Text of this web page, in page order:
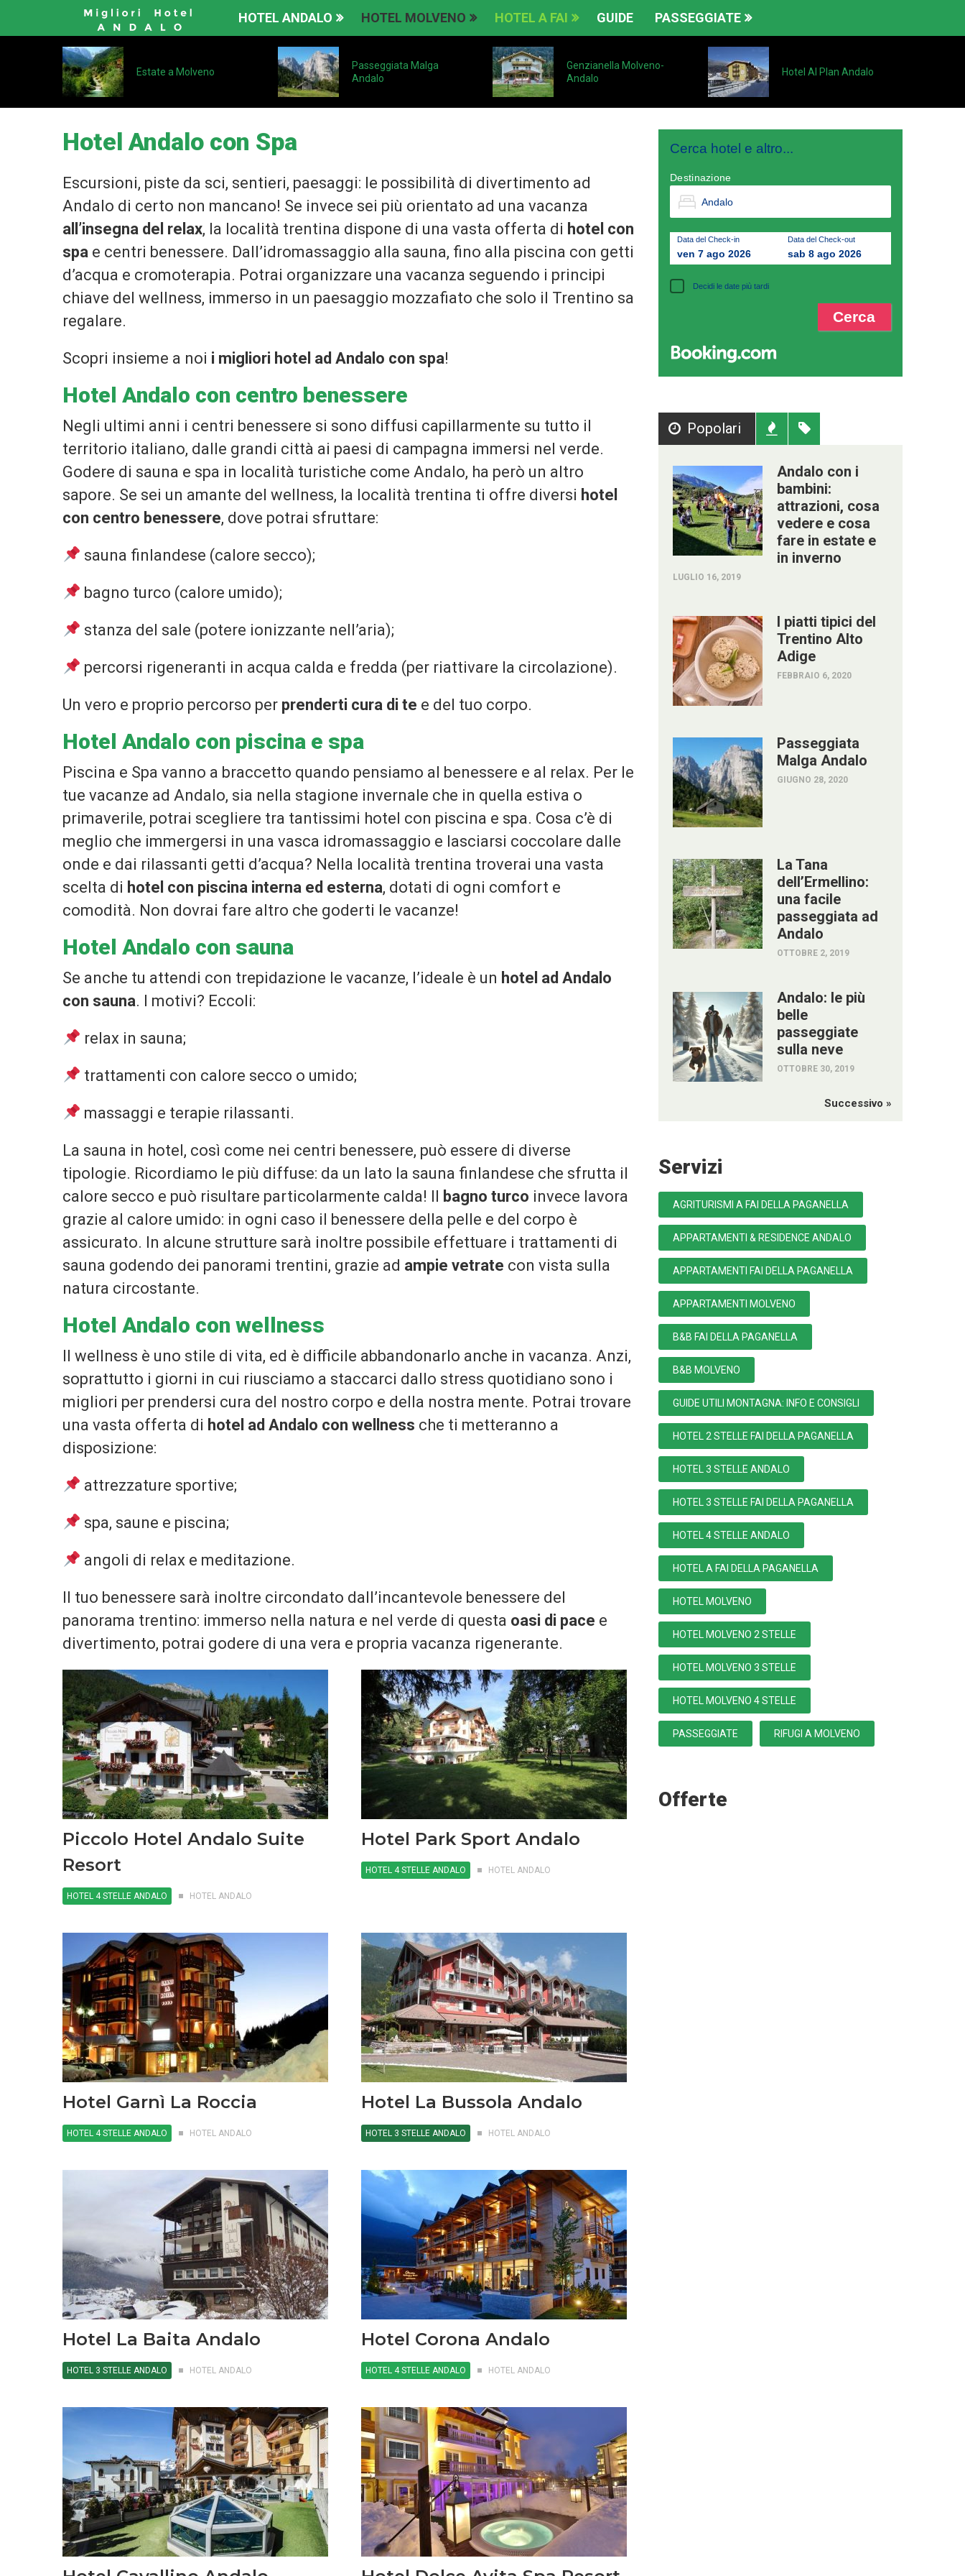
HOTEL ANDALO HOTEL MOLVENO HOTEL A FAI GUIDE PASSEGGIATE
Estate a Molveno
Passeggiata Malga
Andalo
Genzianella Molveno-
Andalo
Hotel Al Plan Andalo
Hotel Andalo con Spa
Escursioni, piste da sci, sentieri, paesaggi: le possibilità di divertimento ad
Andalo di certo non mancano! Se invece sei più orientato ad una vacanza
all’insegna del relax, la località trentina dispone di una vasta offerta di hotel con
spa e centri benessere. Dall’idromassaggio alla sauna, fino alla piscina con getti
d’acqua e cromoterapia. Potrai organizzare una vacanza seguendo i principi
chiave del wellness, immerso in un paesaggio mozzafiato che solo il Trentino sa
regalare.
Scopri insieme a noi i migliori hotel ad Andalo con spa!
Hotel Andalo con centro benessere
Negli ultimi anni i centri benessere si sono diffusi capillarmente su tutto il
territorio italiano, dalle grandi città ai paesi di campagna immersi nel verde.
Godere di sauna e spa in località turistiche come Andalo, ha però un altro
sapore. Se sei un amante del wellness, la località trentina ti offre diversi hotel
con centro benessere, dove potrai sfruttare:
sauna finlandese (calore secco);
bagno turco (calore umido);
stanza del sale (potere ionizzante nell’aria);
percorsi rigeneranti in acqua calda e fredda (per riattivare la circolazione).
Un vero e proprio percorso per prenderti cura di te e del tuo corpo.
Hotel Andalo con piscina e spa
Piscina e Spa vanno a braccetto quando pensiamo al benessere e al relax. Per le
tue vacanze ad Andalo, sia nella stagione invernale che in quella estiva o
primaverile, potrai scegliere tra tantissimi hotel con piscina e spa. Cosa c’è di
meglio che immergersi in una vasca idromassaggio e lasciarsi coccolare dalle
onde e dai rilassanti getti d’acqua? Nella località trentina troverai una vasta
scelta di hotel con piscina interna ed esterna, dotati di ogni comfort e
comodità. Non dovrai fare altro che goderti le vacanze!
Hotel Andalo con sauna
Se anche tu attendi con trepidazione le vacanze, l’ideale è un hotel ad Andalo
con sauna. I motivi? Eccoli:
relax in sauna;
trattamenti con calore secco o umido;
massaggi e terapie rilassanti.
La sauna in hotel, così come nei centri benessere, può essere di diverse
tipologie. Ricordiamo le più diffuse: da un lato la sauna finlandese che sfrutta il
calore secco e può risultare particolarmente calda! Il bagno turco invece lavora
grazie al calore umido: in ogni caso il benessere della pelle e del corpo è
assicurato. In alcune strutture sarà inoltre possibile effettuare i trattamenti di
sauna godendo dei panorami trentini, grazie ad ampie vetrate con vista sulla
natura circostante.
Hotel Andalo con wellness
Il wellness è uno stile di vita, ed è difficile abbandonarlo anche in vacanza. Anzi,
soprattutto i giorni in cui riusciamo a staccarci dallo stress quotidiano sono i
migliori per prendersi cura del nostro corpo e della nostra mente. Potrai trovare
una vasta offerta di hotel ad Andalo con wellness che ti metteranno a
disposizione:
attrezzature sportive;
spa, saune e piscina;
angoli di relax e meditazione.
Il tuo benessere sarà inoltre circondato dall’incantevole benessere del
panorama trentino: immerso nella natura e nel verde di questa oasi di pace e
divertimento, potrai godere di una vera e propria vacanza rigenerante.
Piccolo Hotel Andalo Suite
Resort
HOTEL 4 STELLE ANDALO HOTEL ANDALO
Hotel Park Sport Andalo
HOTEL 4 STELLE ANDALO HOTEL ANDALO
Hotel Garnì La Roccia
HOTEL 4 STELLE ANDALO HOTEL ANDALO
Hotel La Bussola Andalo
HOTEL 3 STELLE ANDALO HOTEL ANDALO
Hotel La Baita Andalo
HOTEL 3 STELLE ANDALO HOTEL ANDALO
Hotel Corona Andalo
HOTEL 4 STELLE ANDALO HOTEL ANDALO
Cerca hotel e altro...
Destinazione
Data del Check-in
ven 7 ago 2026
Data del Check-out
sab 8 ago 2026
Decidi le date più tardi
Popolari Recenti
Andalo con i
bambini:
attrazioni, cosa
vedere e cosa
fare in estate e
in inverno
LUGLIO 16, 2019
I piatti tipici del
Trentino Alto
Adige
FEBBRAIO 6, 2020
Passeggiata
Malga Andalo
GIUGNO 28, 2020
La Tana
dell’Ermellino:
una facile
passeggiata ad
Andalo
OTTOBRE 2, 2019
Andalo: le più
belle
passeggiate
sulla neve
OTTOBRE 30, 2019
Successivo »
Servizi
AGRITURISMI A FAI DELLA PAGANELLA
APPARTAMENTI & RESIDENCE ANDALO
APPARTAMENTI FAI DELLA PAGANELLA
APPARTAMENTI MOLVENO
B&B FAI DELLA PAGANELLA
B&B MOLVENO
GUIDE UTILI MONTAGNA: INFO E CONSIGLI
HOTEL 2 STELLE FAI DELLA PAGANELLA
HOTEL 3 STELLE ANDALO
HOTEL 3 STELLE FAI DELLA PAGANELLA
HOTEL 4 STELLE ANDALO
HOTEL A FAI DELLA PAGANELLA
HOTEL MOLVENO
HOTEL MOLVENO 2 STELLE
HOTEL MOLVENO 3 STELLE
HOTEL MOLVENO 4 STELLE
PASSEGGIATE RIFUGI A MOLVENO
Offerte